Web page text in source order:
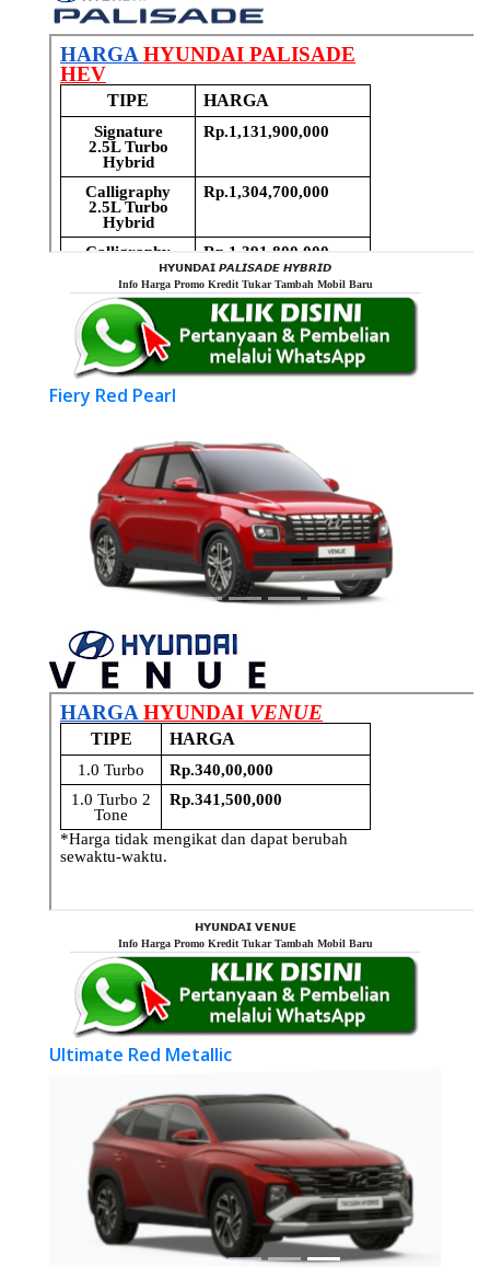
𝗛𝗬𝗨𝗡𝗗𝗔𝗜 𝙋𝘼𝙇𝙄𝙎𝘼𝘿𝙀 𝙃𝙔𝘽𝙍𝙄𝘿
Info Harga Promo Kredit Tukar Tambah Mobil Baru
Fiery Red Pearl
Previous
𝗛𝗬𝗨𝗡𝗗𝗔𝗜 𝗩𝗘𝗡𝗨𝗘
Info Harga Promo Kredit Tukar Tambah Mobil Baru
Ultimate Red Metallic
Previous Next